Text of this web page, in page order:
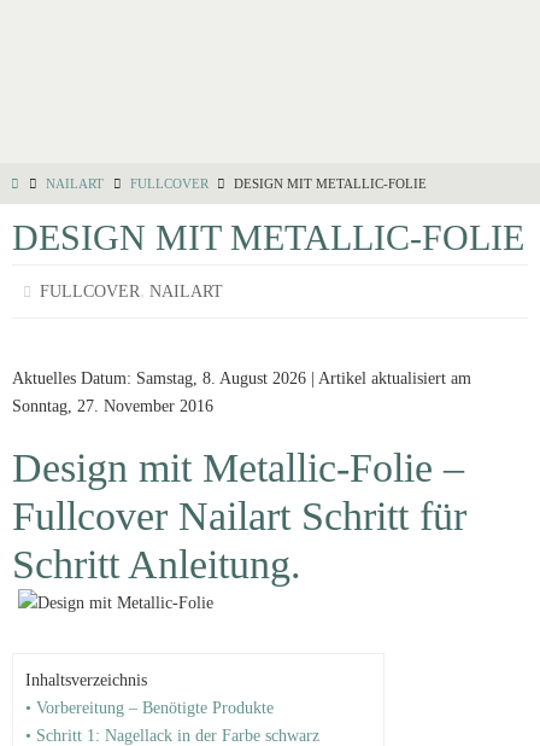
NAILART FULLCOVER DESIGN MIT METALLIC-FOLIE
DESIGN MIT METALLIC-FOLIE
FULLCOVER,NAILART
Aktuelles Datum: Samstag, 8. August 2026 | Artikel aktualisiert am
Sonntag, 27. November 2016
Design mit Metallic-Folie –
Fullcover Nailart Schritt für
Schritt Anleitung.
Inhaltsverzeichnis
• Vorbereitung – Benötigte Produkte
• Schritt 1: Nagellack in der Farbe schwarz